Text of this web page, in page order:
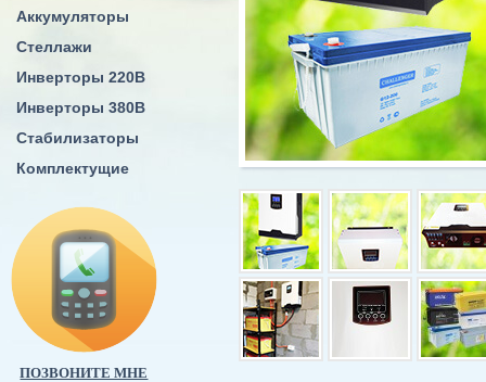
Аккумуляторы
Стеллажи
Инверторы 220В
Инверторы 380В
Стабилизаторы
Комплектущие
ПОЗВОНИТЕ МНЕ